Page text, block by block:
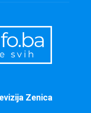
Zenica